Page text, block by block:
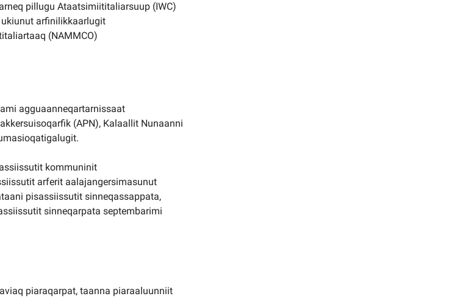
pillugu Ataatsimiititaliarsuup (IWC)
arfinilikkaarlugit
(NAMMCO)
agguaanneqartarnissaat
(APN), Kalaallit Nunaanni
kommuninit
arferit aalajangersimasunut
pisassiissutit sinneqassappata,
sinneqarpata septembarimi
piaraqarpat, taanna piaraaluunniit